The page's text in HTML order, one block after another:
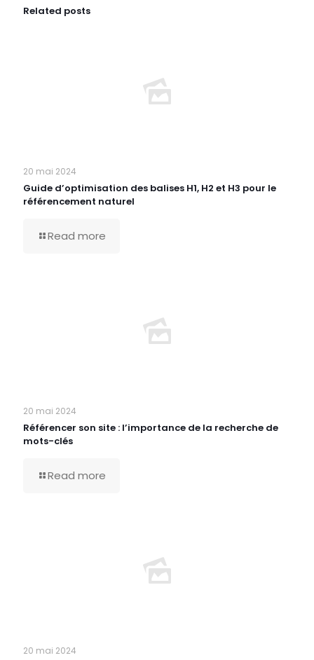
Related posts
20 mai 2024
Guide d’optimisation des balises H1, H2 et H3 pour le
référencement naturel
Read more
20 mai 2024
Référencer son site : l’importance de la recherche de
mots-clés
Read more
20 mai 2024